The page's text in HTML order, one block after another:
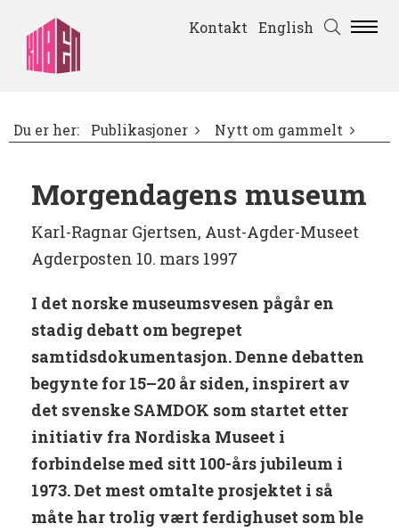
Kontakt English
Du er her: Publikasjoner Nytt om gammelt
Morgendagens museum
Karl-Ragnar Gjertsen, Aust-Agder-Museet
Agderposten 10. mars 1997
I det norske museumsvesen pågår en
stadig debatt om begrepet
samtidsdokumentasjon. Denne debatten
begynte for 15–20 år siden, inspirert av
det svenske SAMDOK som startet etter
initiativ fra Nordiska Museet i
forbindelse med sitt 100-års jubileum i
1973. Det mest omtalte prosjektet i så
måte har trolig vært ferdighuset som ble